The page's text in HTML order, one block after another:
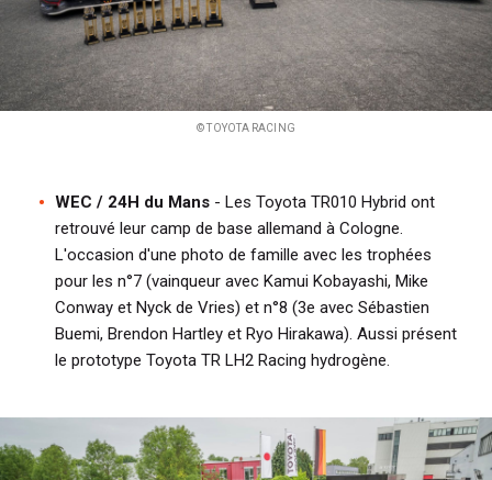
© TOYOTA RACING
WEC / 24H du Mans - Les Toyota TR010 Hybrid ont
retrouvé leur camp de base allemand à Cologne.
L'occasion d'une photo de famille avec les trophées
pour les n°7 (vainqueur avec Kamui Kobayashi, Mike
Conway et Nyck de Vries) et n°8 (3e avec Sébastien
Buemi, Brendon Hartley et Ryo Hirakawa). Aussi présent
le prototype Toyota TR LH2 Racing hydrogène.